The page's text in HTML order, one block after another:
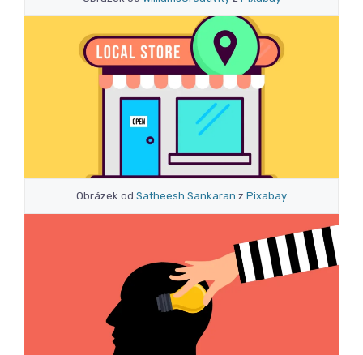
Obrázek od Satheesh Sankaran z Pixabay